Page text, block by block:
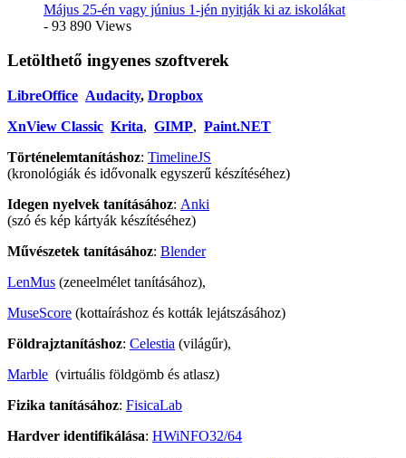
Május 25-én vagy június 1-jén nyitják ki az iskolákat
- 93 890 Views
Letölthető ingyenes szoftverek
LibreOffice Audacity, Dropbox
XnView Classic Krita, GIMP, Paint.NET
Történelemtanításhoz: TimelineJS
(kronológiák és idővonalk egyszerű készítéséhez)
Idegen nyelvek tanításához: Anki
(szó és kép kártyák készítéséhez)
Művészetek tanításához: Blender
LenMus (zeneelmélet tanításához),
MuseScore (kottaíráshoz és kották lejátszásához)
Földrajztanításhoz: Celestia (világűr),
Marble (virtuális földgömb és atlasz)
Fizika tanításához: FisicaLab
Hardver identifikálása: HWiNFO32/64